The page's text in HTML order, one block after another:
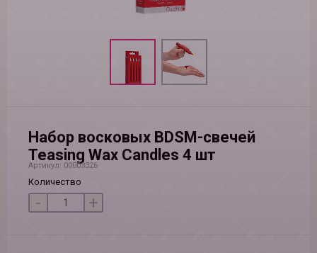
Набор восковых BDSM-свечей
Teasing Wax Candles 4 шт
Артикул: 00003326
Количество
- +